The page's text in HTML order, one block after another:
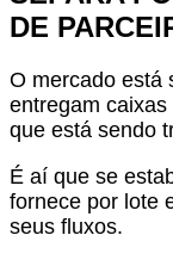
DE
O mercado está
entregam
que está sendo
É aí que se
fornece por lote
seus fluxos.